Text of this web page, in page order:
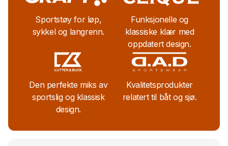
Sportstøy for løp,
sykkel og langrenn.
Funksjonelle og
klassiske klær med
oppdatert design.
Den perfekte miks av
sportsligog klassisk
design.
Kvalitetsprodukter
relaterttil båt og sjø.